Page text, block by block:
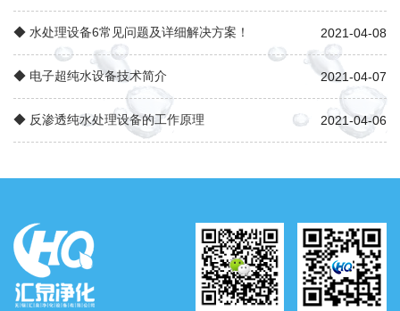
◆ 水处理设备6常见问题及详细解决方案！ 2021-04-08
◆ 电子超纯水设备技术简介 2021-04-07
◆ 反渗透纯水处理设备的工作原理 2021-04-06